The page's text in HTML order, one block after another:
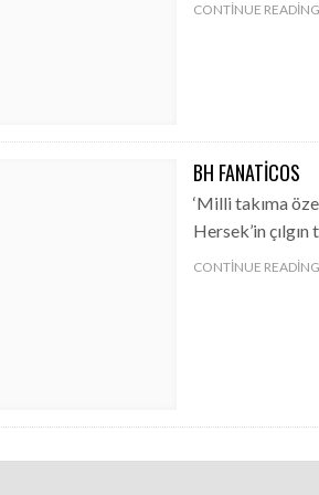
CONTINUE
BH FANATICOS
‘Milli takıma
Hersek’in
CONTINUE